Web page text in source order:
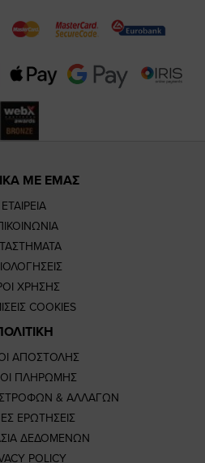
page
page
TikTok
page
ΜΕ ΕΜΑΣ
ΕΤΑΙΡΕΙΑ
ΧΡΗΣΗΣ
COOKIES
ΑΠΟΣΤΟΛΗΣ
ΠΛΗΡΩΜΗΣ
& ΑΛΛΑΓΩΝ
ΕΡΩΤΗΣΕΙΣ
ΔΕΔΟΜΕΝΩΝ
POLICY